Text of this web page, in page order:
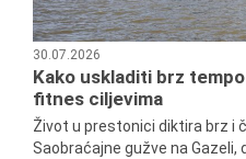
30.07.2026
Kako uskladiti brz
fitnes ciljevima
Život u prestonici diktira brz i
Saobraćajne gužve na Gazeli,